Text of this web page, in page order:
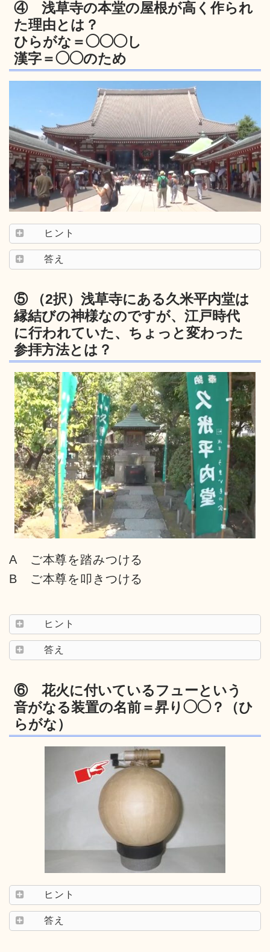
④ 浅草寺の本堂の屋根が高く作られ
た理由とは？
ひらがな＝◯◯◯し
漢字＝◯◯のため
ヒント
答え
⑤ （2択）浅草寺にある久米平内堂は
縁結びの神様なのですが、江戸時代
に行われていた、ちょっと変わった
参拝方法とは？
A ご本尊を踏みつける
B ご本尊を叩きつける
ヒント
答え
⑥ 花火に付いているフューという
音がなる装置の名前＝昇り◯◯？（ひ
らがな）
ヒント
答え